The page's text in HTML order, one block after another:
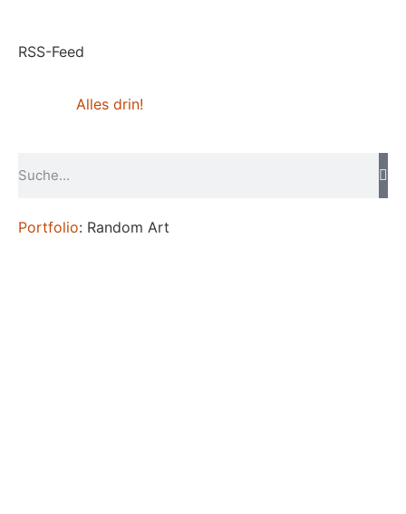
RSS-Feed
Alles drin!
Portfolio: Random Art